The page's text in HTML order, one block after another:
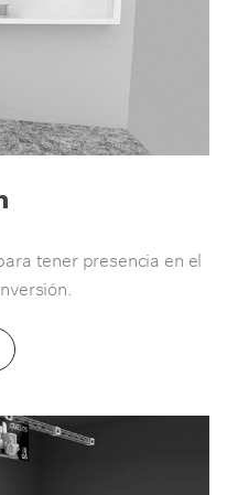
tener presencia en el